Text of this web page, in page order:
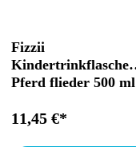
Fizzii
Kindertrinkflasche
Pferd flieder 500 ml
11,45 €*